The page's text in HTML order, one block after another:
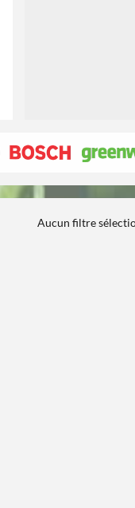
Aucun filtre